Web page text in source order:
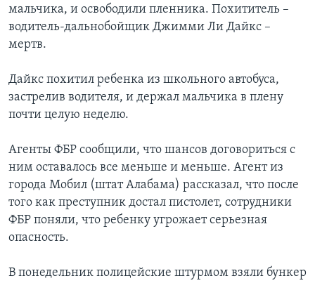
мальчика, и освободили пленника. Похититель –
водитель-дальнобойщик Джимми Ли Дайкс –
мертв.
Дайкс похитил ребенка из школьного автобуса,
застрелив водителя, и держал мальчика в плену
почти целую неделю.
Агенты ФБР сообщили, что шансов договориться с
ним оставалось все меньше и меньше. Агент из
города Мобил (штат Алабама) рассказал, что после
того как преступник достал пистолет, сотрудники
ФБР поняли, что ребенку угрожает серьезная
опасность.
В понедельник полицейские штурмом взяли бункер